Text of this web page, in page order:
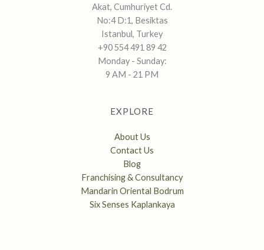
Akat, Cumhuriyet Cd.
No:4 D:1, Besiktas
Istanbul, Turkey
+90 554 491 89 42
Monday - Sunday:
9 AM - 21 PM
EXPLORE
About Us
Contact Us
Blog
Franchising & Consultancy
Mandarin Oriental Bodrum
Six Senses Kaplankaya